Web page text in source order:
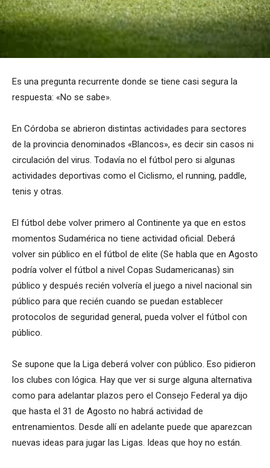
Es una pregunta recurrente donde se tiene casi segura la
respuesta: «No se sabe».
En Córdoba se abrieron distintas actividades para sectores
de la provincia denominados «Blancos», es decir sin casos ni
circulación del virus. Todavía no el fútbol pero si algunas
actividades deportivas como el Ciclismo, el running, paddle,
tenis y otras.
El fútbol debe volver primero al Continente ya que en estos
momentos Sudamérica no tiene actividad oficial. Deberá
volver sin público en el fútbol de elite (Se habla que en Agosto
podría volver el fútbol a nivel Copas Sudamericanas) sin
público y después recién volvería el juego a nivel nacional sin
público para que recién cuando se puedan establecer
protocolos de seguridad general, pueda volver el fútbol con
público.
Se supone que la Liga deberá volver con público. Eso pidieron
los clubes con lógica. Hay que ver si surge alguna alternativa
como para adelantar plazos pero el Consejo Federal ya dijo
que hasta el 31 de Agosto no habrá actividad de
entrenamientos. Desde allí en adelante puede que aparezcan
nuevas ideas para jugar las Ligas. Ideas que hoy no están.